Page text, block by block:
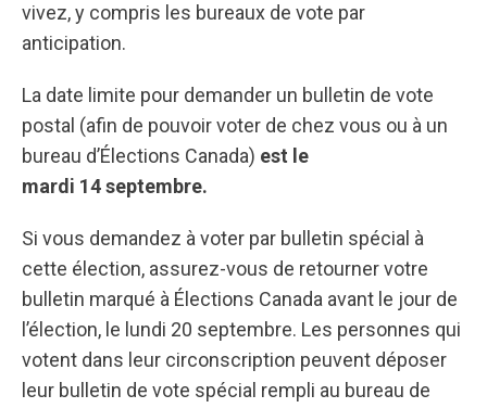
vivez, y compris les bureaux de vote par
anticipation.
La date limite pour demander un bulletin de vote
postal (afin de pouvoir voter de chez vous ou à un
bureau d’Élections Canada) est le
mardi 14 septembre.
Si vous demandez à voter par bulletin spécial à
cette élection, assurez-vous de retourner votre
bulletin marqué à Élections Canada avant le jour de
l’élection, le lundi 20 septembre. Les personnes qui
votent dans leur circonscription peuvent déposer
leur bulletin de vote spécial rempli au bureau de